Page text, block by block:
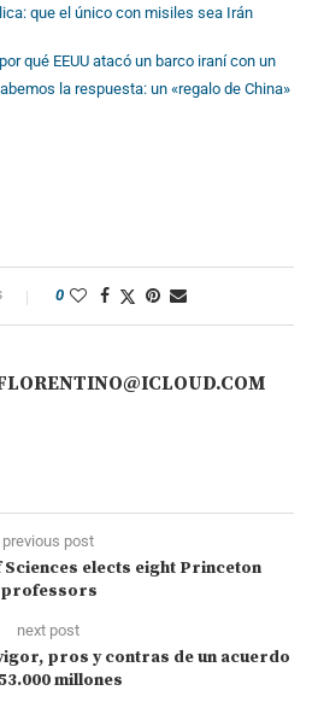
que el único con misiles sea Irán
qué EEUU atacó un barco iraní con un
la respuesta: un «regalo de China»
0
previous post
Sciences elects eight Princeton
professors
next post
pros y contras de un acuerdo
millones